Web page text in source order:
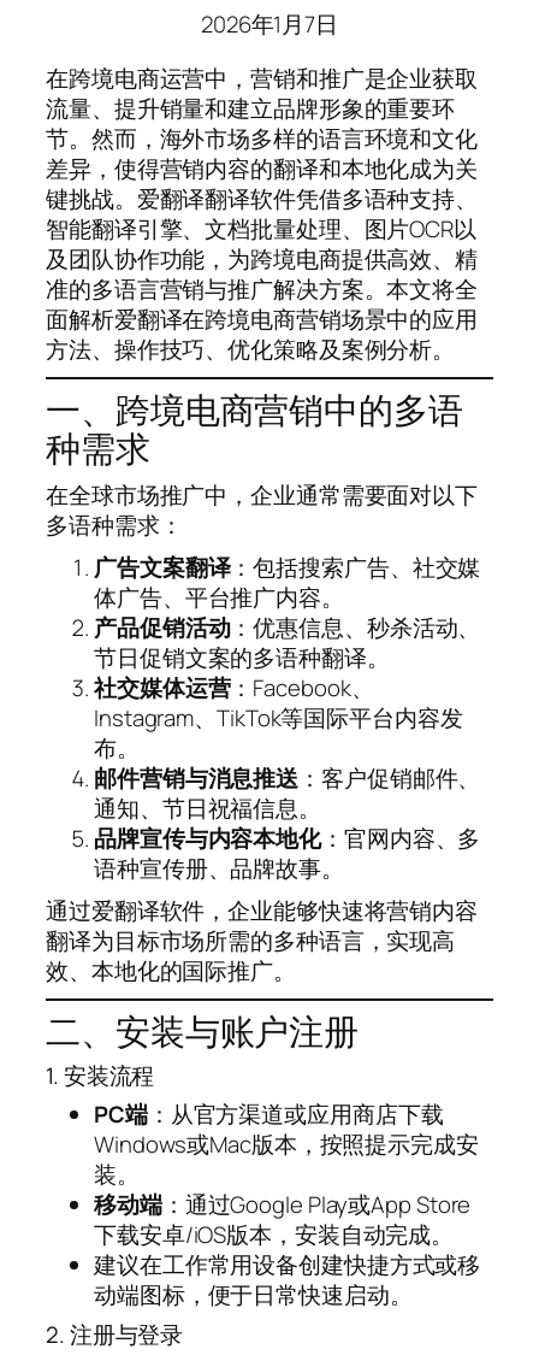
2026年1月7日
在跨境电商运营中，营销和推广是企业获取
流量、提升销量和建立品牌形象的重要环
节。然而，海外市场多样的语言环境和文化
差异，使得营销内容的翻译和本地化成为关
键挑战。爱翻译翻译软件凭借多语种支持、
智能翻译引擎、文档批量处理、图片OCR以
及团队协作功能，为跨境电商提供高效、精
准的多语言营销与推广解决方案。本文将全
面解析爱翻译在跨境电商营销场景中的应用
方法、操作技巧、优化策略及案例分析。
一、跨境电商营销中的多语
种需求
在全球市场推广中，企业通常需要面对以下
多语种需求：
广告文案翻译：包括搜索广告、社交媒
体广告、平台推广内容。
产品促销活动：优惠信息、秒杀活动、
节日促销文案的多语种翻译。
社交媒体运营：Facebook、
Instagram、TikTok等国际平台内容发
布。
邮件营销与消息推送 ：客户促销邮件、
通知、节日祝福信息。
品牌宣传与内容本地化：官网内容、多
语种宣传册、品牌故事。
通过爱翻译软件，企业能够快速将营销内容
翻译为目标市场所需的多种语言，实现高
效、本地化的国际推广。
二、安装与账户注册
1. 安装流程
PC端：从官方渠道或应用商店下载
Windows或Mac版本，按照提示完成安
装。
移动端：通过Google Play或App Store
下载安卓/iOS版本，安装自动完成。
建议在工作常用设备创建快捷方式或移
动端图标，便于日常快速启动。
2. 注册与登录